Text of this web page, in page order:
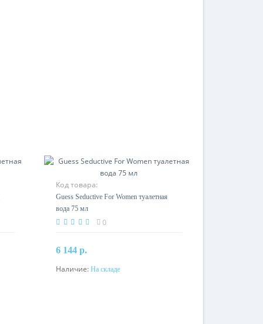
Код товара:
Guess Seductive For Women туалетная
вода 75 мл
0
6 144 р.
В корзину
Наличие: На складе